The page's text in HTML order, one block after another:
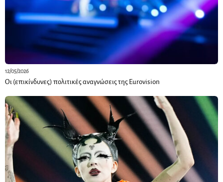
12/05/2026
Οι (επικίνδυνες) πολιτικές αναγνώσεις της Eurovision